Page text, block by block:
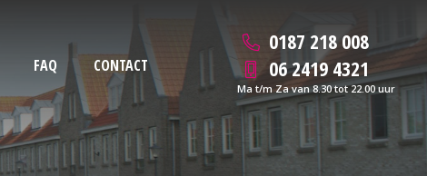
FAQ CONTACT
0187 218 008
06 2419 4321
Ma t/m Za van 8.30 tot 22.00 uur